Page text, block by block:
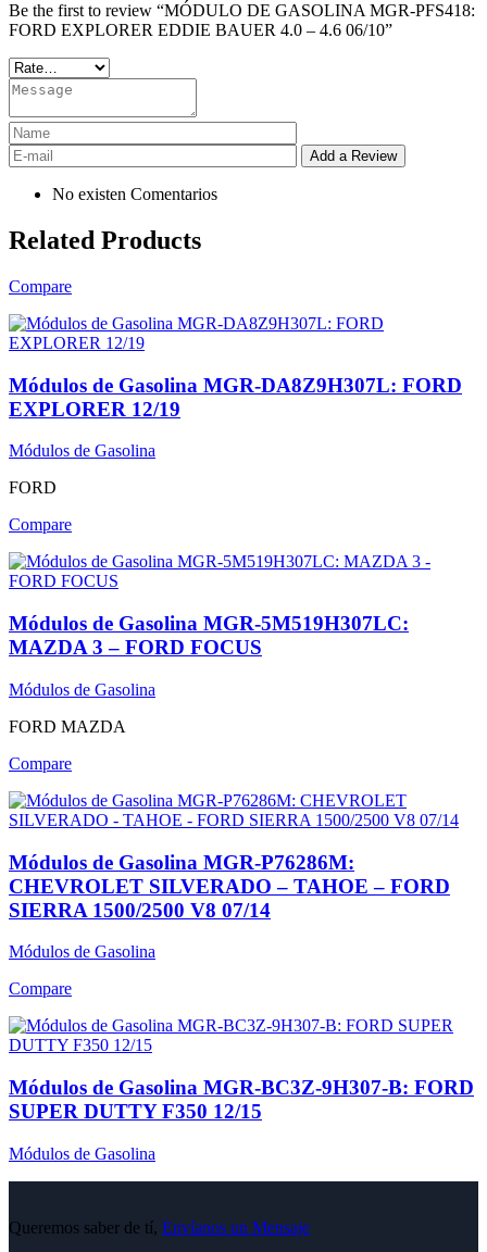
Be the first to review “MÓDULO DE GASOLINA MGR-PFS418:
FORD EXPLORER EDDIE BAUER 4.0 – 4.6 06/10”
No existen Comentarios
Related Products
Compare
Módulos de Gasolina MGR-DA8Z9H307L: FORD
EXPLORER 12/19
Módulos de Gasolina
FORD
Compare
Módulos de Gasolina MGR-5M519H307LC:
MAZDA 3 – FORD FOCUS
Módulos de Gasolina
FORD MAZDA
Compare
Módulos de Gasolina MGR-P76286M:
CHEVROLET SILVERADO – TAHOE – FORD
SIERRA 1500/2500 V8 07/14
Módulos de Gasolina
Compare
Módulos de Gasolina MGR-BC3Z-9H307-B: FORD
SUPER DUTTY F350 12/15
Módulos de Gasolina
Queremos saber de tí, Envíanos un Mensaje